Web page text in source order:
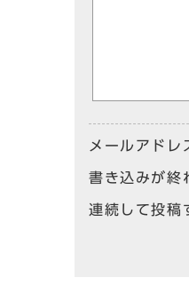
メールアドレ
書き込みが終
連続して投稿